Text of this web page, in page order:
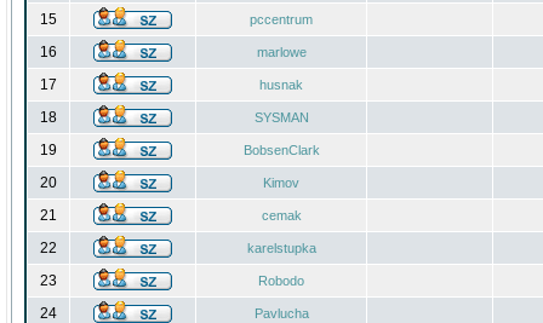
15 pccentrum
16 marlowe
17 husnak
18 SYSMAN
19 BobsenClark
20 Kimov
21 cemak
22 karelstupka
23 Robodo
24 Pavlucha